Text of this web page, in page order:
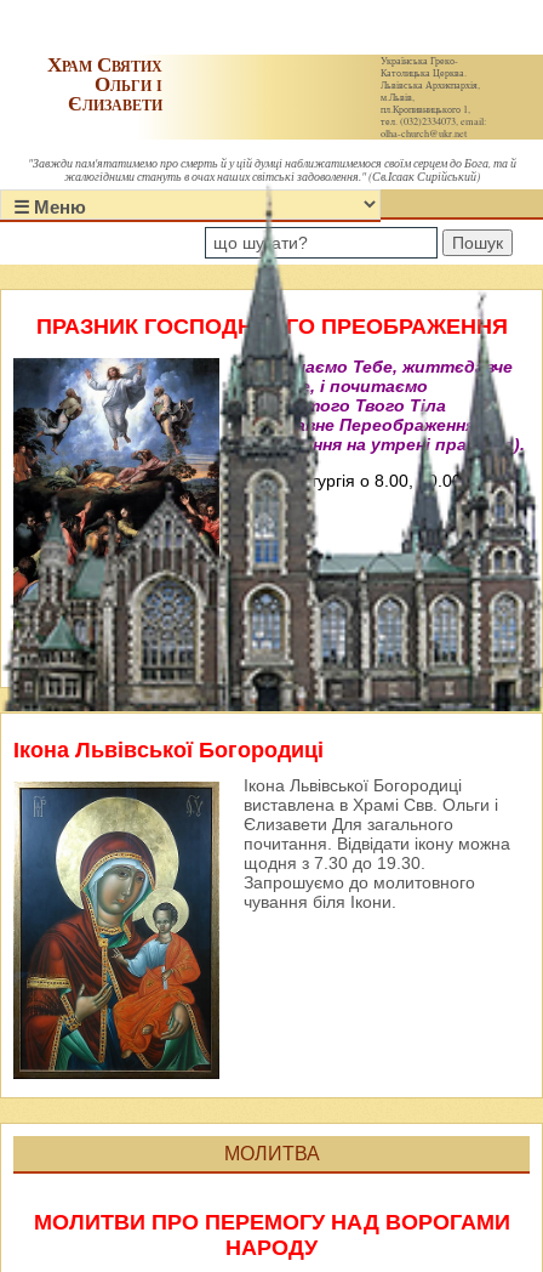
Українська Греко-
Католицька Церква.
Львівська Архиєпархія,
м.Львів,
пл.Кропивницького 1,
тел. (032)2334073, email:
olha-church@ukr.net
Храм Святих
Ольги і
Єлизавети
"Завжди пам'ятатимемо про смерть й у цій думці наближатимемося своїм серцем до Бога, та й
жалюгідними стануть в очах наших світські задоволення." (Св.Ісаак Сирійський)
Пошук
ПРАЗНИК ГОСПОДНЬОГО ПРЕОБРАЖЕННЯ
"Величаємо Тебе, життєдавче
Христе, і почитаємо
пречистого Твого Тіла
преславне Переображення"
(Величання на утрені празника).
Свята Літургія о 8.00, 10.00, 12.00 і
18.00
Ікона Львівської Богородиці
Ікона Львівської Богородиці
виставлена в Храмі Свв. Ольги і
Єлизавети Для загального
почитання. Відвідати ікону можна
щодня з 7.30 до 19.30.
Запрошуємо до молитовного
чування біля Ікони.
МОЛИТВА
МОЛИТВИ ПРО ПЕРЕМОГУ НАД ВОРОГАМИ
НАРОДУ